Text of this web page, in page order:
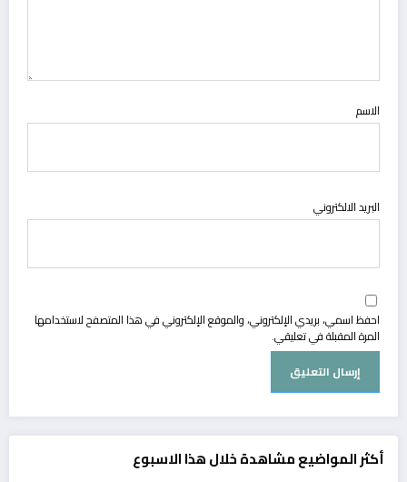
الاسم
البريد الالكتروني
احفظ اسمي، بريدي الإلكتروني، والموقع الإلكتروني في هذا المتصفح لاستخدامها
المرة المقبلة في تعليقي.
أكثر المواضيع مشاهدة خلال هذا الاسبوع